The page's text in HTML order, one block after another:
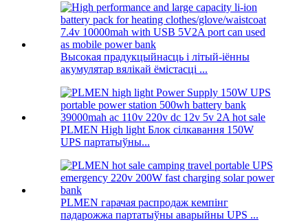
Высокая прадукцыйнасць і літый-іённы
акумулятар вялікай ёмістасці ...
PLMEN High light Блок сілкавання 150W
UPS партатыўны...
PLMEN гарачая распродаж кемпінг
падарожжа партатыўны аварыйны UPS ...